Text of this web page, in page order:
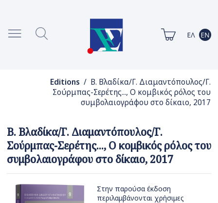
Editions / Β. Βλαδίκα/Γ. Διαμαντόπουλος/Γ.
Σούρμπας-Σερέτης..., Ο κομβικός ρόλος του
συμβολαιογράφου στο δίκαιο, 2017
Β. Βλαδίκα/Γ. Διαμαντόπουλος/Γ.
Σούρμπας-Σερέτης..., Ο κομβικός ρόλος του
συμβολαιογράφου στο δίκαιο, 2017
Στην παρούσα έκδοση
περιλαμβάνονται χρήσιμες